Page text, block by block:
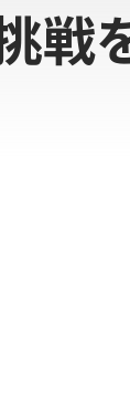
ブログ # 獅
戦